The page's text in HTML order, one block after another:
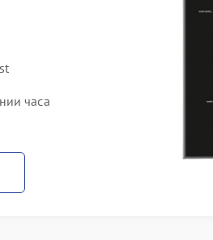
часа